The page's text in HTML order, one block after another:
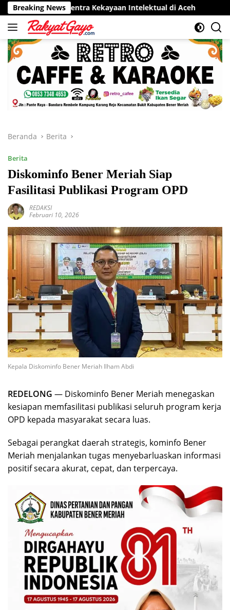
Langsung
ke
konten
Breaking News
Sentra Kekayaan Intelektual di Aceh RSUD Munyang
Beranda Berita
Berita
Diskominfo Bener Meriah Siap
Fasilitasi Publikasi Program OPD
REDAKSI
Februari 10, 2026
Kepala Diskominfo Bener Meriah Ilham Abdi
REDELONG — Diskominfo Bener Meriah menegaskan
kesiapan memfasilitasi publikasi seluruh program kerja
OPD kepada masyarakat secara luas.
Sebagai perangkat daerah strategis, kominfo Bener
Meriah menjalankan tugas menyebarluaskan informasi
positif secara akurat, cepat, dan terpercaya.